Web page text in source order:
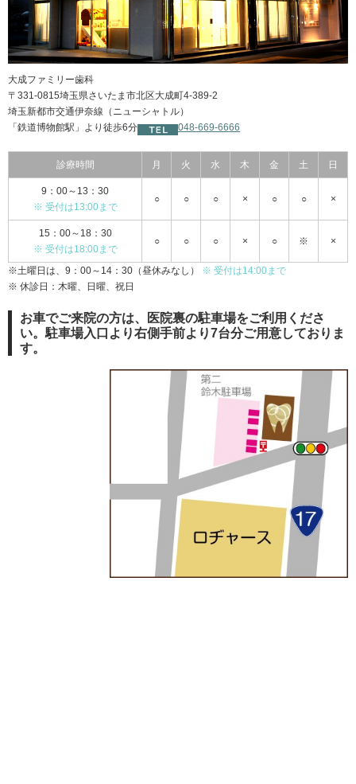
大成ファミリー歯科
〒331-0815埼玉県さいたま市北区大成町4-389-2
埼玉新都市交通伊奈線（ニューシャトル）
「鉄道博物館駅」より徒歩6分
048-669-6666
診療時間 月 火 水 木 金 土 日
9：00～13：30
※ 受付は13:00まで
○ ○ ○ × ○ ○ ×
15：00～18：30
※ 受付は18:00まで
○ ○ ○ × ○ ※ ×
※土曜日は、9：00～14：30（昼休みなし） ※ 受付は14:00まで
※ 休診日：木曜、日曜、祝日
お車でご来院の方は、医院裏の駐車場をご利用くださ
い。駐車場入口より右側手前より7台分ご用意しておりま
す。